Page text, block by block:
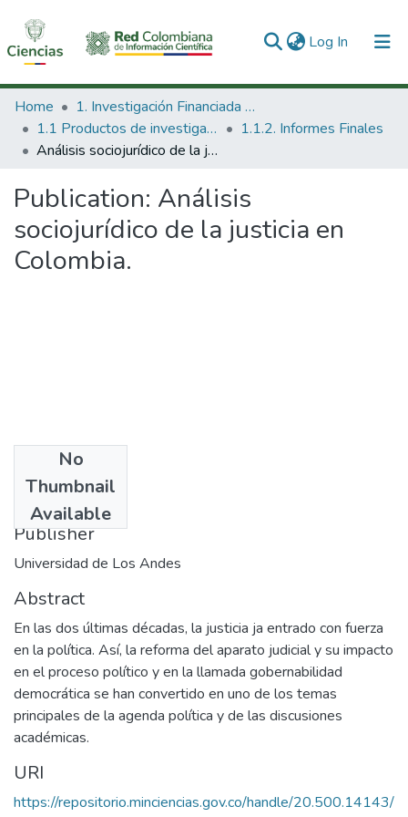
Log In (current)
Communities & Collections
All of DSpace
Home
1. Investigación Financiada con Recursos Públicos
1.1 Productos de investigación
1.1.2. Informes Finales
Análisis sociojurídico de la justicia en Colombia.
Publication: Análisis
sociojurídico de la justicia en
Colombia.
No
Thumbnail
Available
1997-09-15
Publisher
Universidad de Los Andes
Abstract
En las dos últimas décadas, la justicia ja entrado con fuerza
en la política. Así, la reforma del aparato judicial y su impacto
en el proceso político y en la llamada gobernabilidad
democrática se han convertido en uno de los temas
principales de la agenda política y de las discusiones
académicas.
URI
https://repositorio.minciencias.gov.co/handle/20.500.14143/